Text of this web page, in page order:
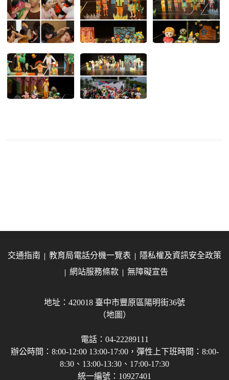
交通指南 教育局電話分機一覽表
隱私權及資訊安全政策
網站服務條款
無障礙宣告
地址：420018 臺中市豐原區陽明街36號
（地圖）
電話：04-22289111
辦公時間：8:00-12:00 13:00-17:00，彈性上下班時間：8:00-
8:30、13:00-13:30、17:00-17:30
統一編號：10927401